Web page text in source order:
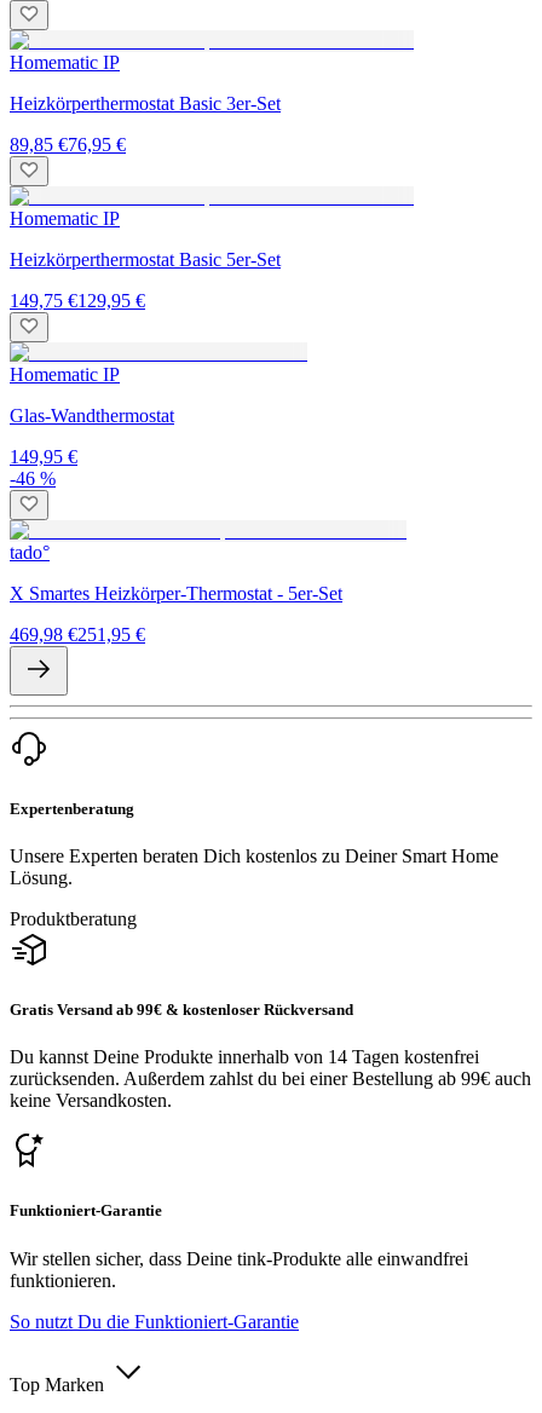
Homematic IP
Heizkörperthermostat Basic 3er-Set
89,85 €76,95 €
Homematic IP
Heizkörperthermostat Basic 5er-Set
149,75 €129,95 €
Homematic IP
Glas-Wandthermostat
149,95 €
-46 %
tado°
X Smartes Heizkörper-Thermostat - 5er-Set
469,98 €251,95 €
Expertenberatung
Unsere Experten beraten Dich kostenlos zu Deiner Smart Home
Lösung.
Produktberatung
Gratis Versand ab 99€ & kostenloser Rückversand
Du kannst Deine Produkte innerhalb von 14 Tagen kostenfrei
zurücksenden. Außerdem zahlst du bei einer Bestellung ab 99€ auch
keine Versandkosten.
Funktioniert-Garantie
Wir stellen sicher, dass Deine tink-Produkte alle einwandfrei
funktionieren.
So nutzt Du die Funktioniert-Garantie
Top Marken